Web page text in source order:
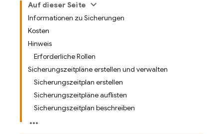
Auf dieser Seite
Informationen zu Sicherungen
Kosten
Hinweis
Erforderliche Rollen
Sicherungszeitpläne erstellen und verwalten
Sicherungszeitplan erstellen
Sicherungszeitpläne auflisten
Sicherungszeitplan beschreiben